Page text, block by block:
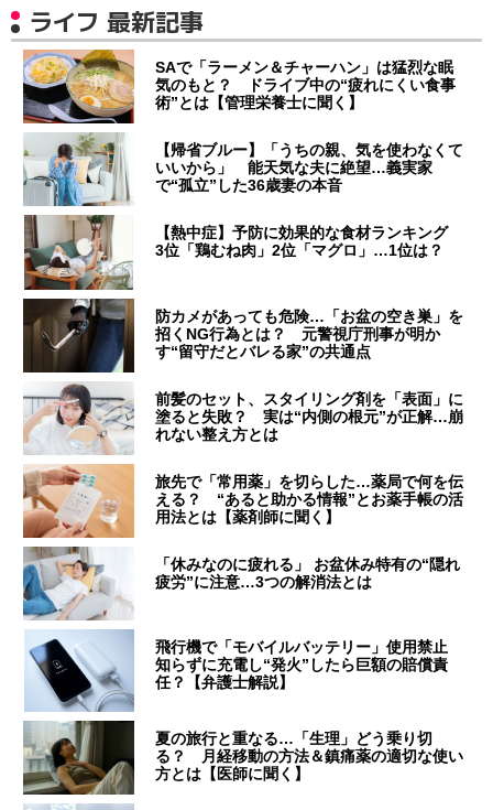
ライフ 最新記事
SAで「ラーメン＆チャーハン」は猛烈な眠
気のもと？ ドライブ中の“疲れにくい食事
術”とは【管理栄養士に聞く】
【帰省ブルー】「うちの親、気を使わなくて
いいから」 能天気な夫に絶望…義実家
で“孤立”した36歳妻の本音
【熱中症】予防に効果的な食材ランキング
3位「鶏むね肉」2位「マグロ」…1位は？
防カメがあっても危険…「お盆の空き巣」を
招くNG行為とは？ 元警視庁刑事が明か
す“留守だとバレる家”の共通点
前髪のセット、スタイリング剤を「表面」に
塗ると失敗？ 実は“内側の根元”が正解…崩
れない整え方とは
旅先で「常用薬」を切らした…薬局で何を伝
える？ “あると助かる情報”とお薬手帳の活
用法とは【薬剤師に聞く】
「休みなのに疲れる」 お盆休み特有の“隠れ
疲労”に注意…3つの解消法とは
飛行機で「モバイルバッテリー」使用禁止
知らずに充電し“発火”したら巨額の賠償責
任？【弁護士解説】
夏の旅行と重なる…「生理」どう乗り切
る？ 月経移動の方法＆鎮痛薬の適切な使い
方とは【医師に聞く】